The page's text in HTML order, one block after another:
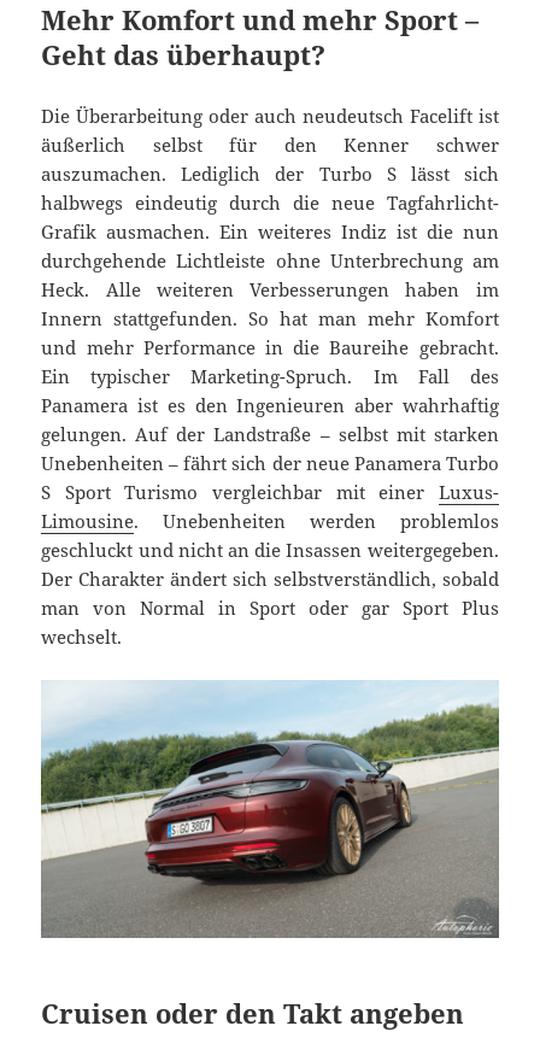
Mehr Komfort und mehr Sport –
Geht das überhaupt?
Die Überarbeitung oder auch neudeutsch Facelift ist
äußerlich selbst für den Kenner schwer
auszumachen. Lediglich der Turbo S lässt sich
halbwegs eindeutig durch die neue Tagfahrlicht-
Grafik ausmachen. Ein weiteres Indiz ist die nun
durchgehende Lichtleiste ohne Unterbrechung am
Heck. Alle weiteren Verbesserungen haben im
Innern stattgefunden. So hat man mehr Komfort
und mehr Performance in die Baureihe gebracht.
Ein typischer Marketing-Spruch. Im Fall des
Panamera ist es den Ingenieuren aber wahrhaftig
gelungen. Auf der Landstraße – selbst mit starken
Unebenheiten – fährt sich der neue Panamera Turbo
S Sport Turismo vergleichbar mit einer Luxus-
Limousine. Unebenheiten werden problemlos
geschluckt und nicht an die Insassen weitergegeben.
Der Charakter ändert sich selbstverständlich, sobald
man von Normal in Sport oder gar Sport Plus
wechselt.
Cruisen oder den Takt angeben